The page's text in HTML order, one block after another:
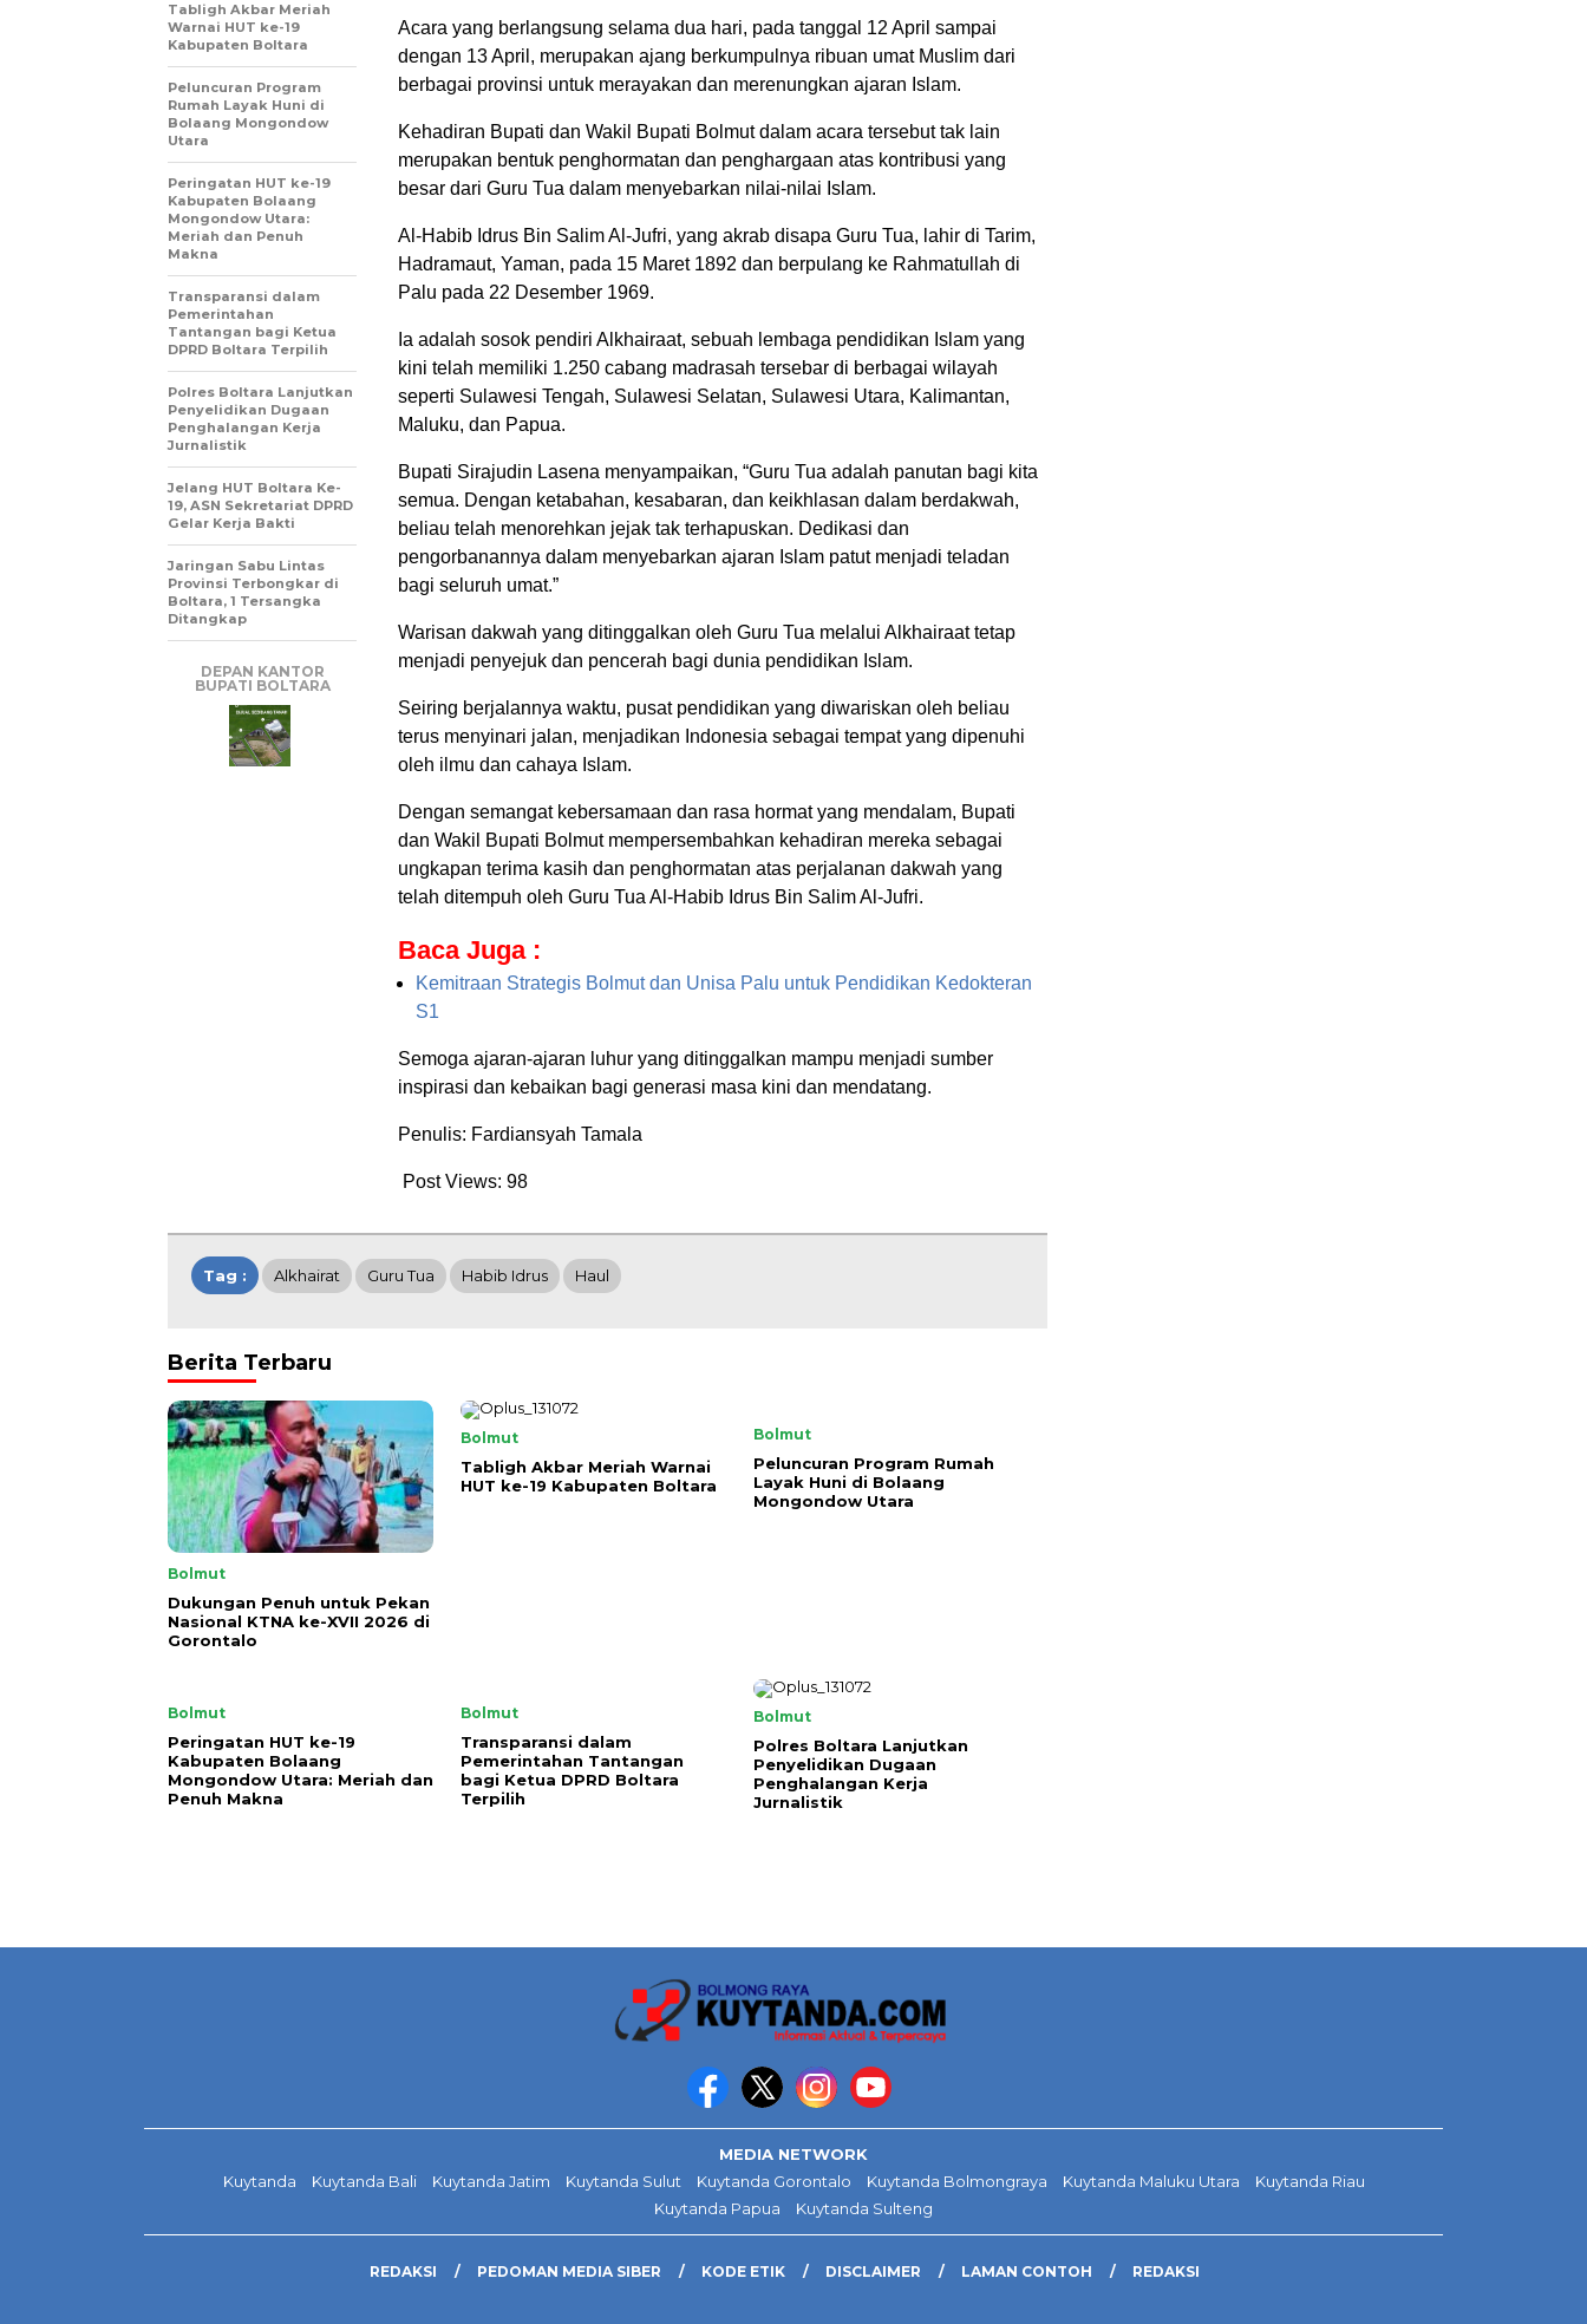
Acara yang berlangsung selama dua hari, pada tanggal 12 April sampai
dengan 13 April, merupakan ajang berkumpulnya ribuan umat Muslim dari
berbagai provinsi untuk merayakan dan merenungkan ajaran Islam.
Kehadiran Bupati dan Wakil Bupati Bolmut dalam acara tersebut tak lain
merupakan bentuk penghormatan dan penghargaan atas kontribusi yang
besar dari Guru Tua dalam menyebarkan nilai-nilai Islam.
Al-Habib Idrus Bin Salim Al-Jufri, yang akrab disapa Guru Tua, lahir di Tarim,
Hadramaut, Yaman, pada 15 Maret 1892 dan berpulang ke Rahmatullah di
Palu pada 22 Desember 1969.
Ia adalah sosok pendiri Alkhairaat, sebuah lembaga pendidikan Islam yang
kini telah memiliki 1.250 cabang madrasah tersebar di berbagai wilayah
seperti Sulawesi Tengah, Sulawesi Selatan, Sulawesi Utara, Kalimantan,
Maluku, dan Papua.
Bupati Sirajudin Lasena menyampaikan, “Guru Tua adalah panutan bagi kita
semua. Dengan ketabahan, kesabaran, dan keikhlasan dalam berdakwah,
beliau telah menorehkan jejak tak terhapuskan. Dedikasi dan
pengorbanannya dalam menyebarkan ajaran Islam patut menjadi teladan
bagi seluruh umat.”
Warisan dakwah yang ditinggalkan oleh Guru Tua melalui Alkhairaat tetap
menjadi penyejuk dan pencerah bagi dunia pendidikan Islam.
Seiring berjalannya waktu, pusat pendidikan yang diwariskan oleh beliau
terus menyinari jalan, menjadikan Indonesia sebagai tempat yang dipenuhi
oleh ilmu dan cahaya Islam.
Dengan semangat kebersamaan dan rasa hormat yang mendalam, Bupati
dan Wakil Bupati Bolmut mempersembahkan kehadiran mereka sebagai
ungkapan terima kasih dan penghormatan atas perjalanan dakwah yang
telah ditempuh oleh Guru Tua Al-Habib Idrus Bin Salim Al-Jufri.
Baca Juga :
Kemitraan Strategis Bolmut dan Unisa Palu untuk Pendidikan Kedokteran
S1
Semoga ajaran-ajaran luhur yang ditinggalkan mampu menjadi sumber
inspirasi dan kebaikan bagi generasi masa kini dan mendatang.
Penulis: Fardiansyah Tamala
Post Views: 98
Tabligh Akbar Meriah
Warnai HUT ke-19
Kabupaten Boltara
Peluncuran Program
Rumah Layak Huni di
Bolaang Mongondow
Utara
Peringatan HUT ke-19
Kabupaten Bolaang
Mongondow Utara:
Meriah dan Penuh
Makna
Transparansi dalam
Pemerintahan
Tantangan bagi Ketua
DPRD Boltara Terpilih
Polres Boltara Lanjutkan
Penyelidikan Dugaan
Penghalangan Kerja
Jurnalistik
Jelang HUT Boltara Ke-
19, ASN Sekretariat DPRD
Gelar Kerja Bakti
Jaringan Sabu Lintas
Provinsi Terbongkar di
Boltara, 1 Tersangka
Ditangkap
DEPAN KANTOR
BUPATI BOLTARA
Tag : Alkhairat Guru Tua Habib Idrus Haul
Berita Terbaru
Bolmut
Dukungan Penuh untuk Pekan
Nasional KTNA ke-XVII 2026 di
Gorontalo
Bolmut
Tabligh Akbar Meriah Warnai
HUT ke-19 Kabupaten Boltara
Bolmut
Peluncuran Program Rumah
Layak Huni di Bolaang
Mongondow Utara
Bolmut
Peringatan HUT ke-19
Kabupaten Bolaang
Mongondow Utara: Meriah dan
Penuh Makna
Bolmut
Transparansi dalam
Pemerintahan Tantangan
bagi Ketua DPRD Boltara
Terpilih
Bolmut
Polres Boltara Lanjutkan
Penyelidikan Dugaan
Penghalangan Kerja
Jurnalistik
MEDIA NETWORK
Kuytanda
Kuytanda Bali Kuytanda Jatim Kuytanda Sulut Kuytanda Gorontalo Kuytanda Bolmongraya Kuytanda Maluku Utara
Kuytanda Riau
Kuytanda Papua
Kuytanda Sulteng
REDAKSI PEDOMAN MEDIA SIBER KODE ETIK DISCLAIMER LAMAN CONTOH REDAKSI